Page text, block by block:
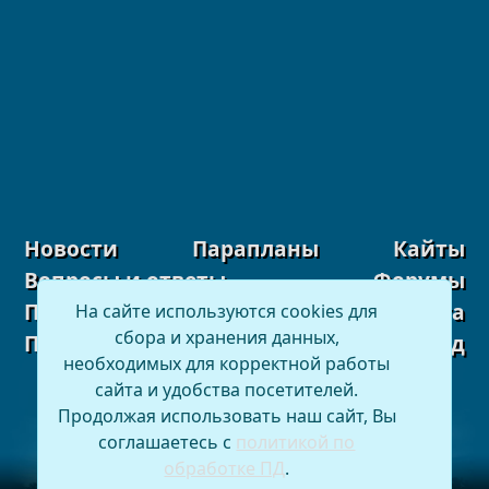
Новости Парапланы
Кайты
Вопросы и ответы
Форумы
Парапланерная школа
Карта сайта
Погода
Вход
На сайте используются cookies для
сбора и хранения данных,
необходимых для корректной работы
сайта и удобства посетителей.
Продолжая использовать наш сайт, Вы
соглашаетесь с политикой по
обработке ПД.